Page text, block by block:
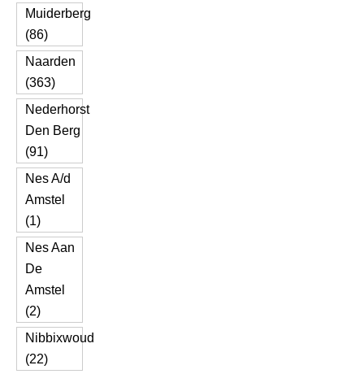
Muiderberg
(86)
Naarden
(363)
Nederhorst
Den Berg
(91)
Nes A/d
Amstel
(1)
Nes Aan
De
Amstel
(2)
Nibbixwoud
(22)